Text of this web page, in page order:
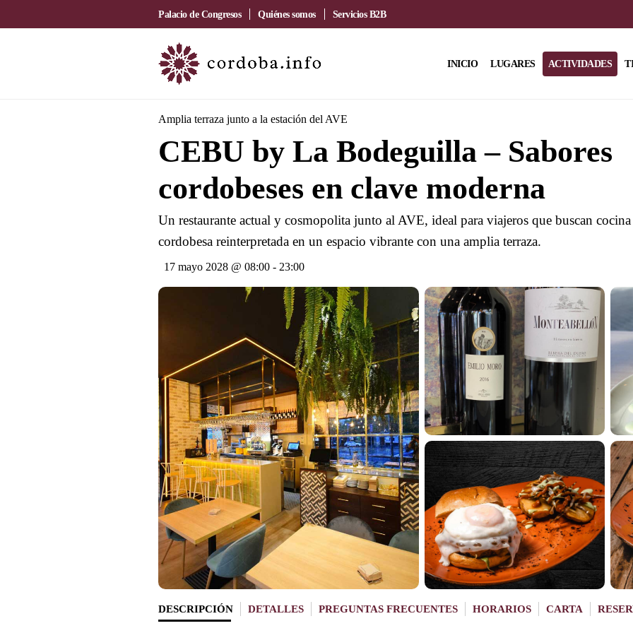
Palacio de Congresos Quiénes somos Servicios B2B
INICIO LUGARES ACTIVIDADES
Amplia terraza junto a la estación del AVE
CEBU by La Bodeguilla – Sabores
cordobeses en clave moderna
Un restaurante actual y cosmopolita junto al AVE, ideal para viajeros que buscan cocina
cordobesa reinterpretada en un espacio vibrante con una amplia terraza.
17 mayo 2028 @ 08:00 - 23:00
DESCRIPCIÓN DETALLES PREGUNTAS FRECUENTES HORARIOS CARTA